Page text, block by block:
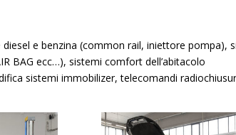
e benzina (common rail, iniettore pompa),
BAG ecc…), sistemi comfort dell’abitacolo
sistemi immobilizer, telecomandi